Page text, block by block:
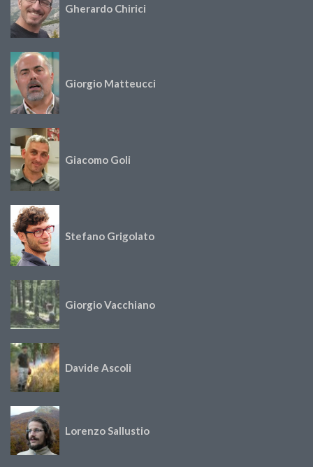
Gherardo Chirici
Giorgio Matteucci
Giacomo Goli
Stefano Grigolato
Giorgio Vacchiano
Davide Ascoli
Lorenzo Sallustio